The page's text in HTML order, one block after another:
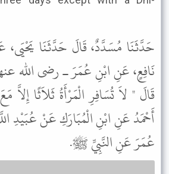
حَدَّثَنَا مُسَدَّدٌ، قَالَ حَدَّثَنَا
نَافِعٍ، عَنِ ابْنِ عُمَرَ ـ رضى الله
قَالَ " لاَ تُسَافِرِ الْمَرْأَةُ ثَلاَثًا
أَحْمَدُ عَنِ ابْنِ الْمُبَارَكِ عَنْ عُبَيْدِ
عُمَرَ عَنِ النَّبِيِّ ﷺ.